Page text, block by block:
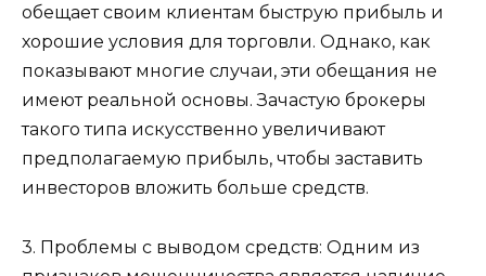
обещает своим клиентам быструю прибыль и
хорошие условия для торговли. Однако, как
показывают многие случаи, эти обещания не
имеют реальной основы. Зачастую брокеры
такого типа искусственно увеличивают
предполагаемую прибыль, чтобы заставить
инвесторов вложить больше средств.
3. Проблемы с выводом средств: Одним из